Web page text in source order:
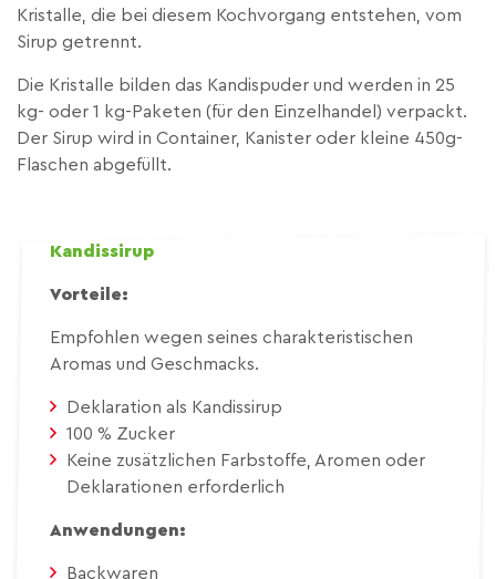
Kristalle, die bei diesem Kochvorgang entstehen, vom
Sirup getrennt.
Die Kristalle bilden das Kandispuder und werden in 25
kg- oder 1 kg-Paketen (für den Einzelhandel) verpackt.
Der Sirup wird in Container, Kanister oder kleine 450g-
Flaschen abgefüllt.
Kandissirup
Vorteile:
Empfohlen wegen seines charakteristischen
Aromas und Geschmacks.
Deklaration als Kandissirup
100 % Zucker
Keine zusätzlichen Farbstoffe, Aromen oder
Deklarationen erforderlich
Anwendungen:
Backwaren